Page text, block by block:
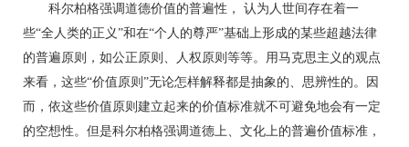
科尔柏格强调道德价值的普遍性， 认为人世间存在着一
些“全人类的正义”和在“个人的尊严”基础上形成的某些超越法律
的普遍原则，如公正原则、人权原则等等。用马克思主义的观点
来看，这些“价值原则”无论怎样解释都是抽象的、思辨性的。因
而，依这些价值原则建立起来的价值标准就不可避免地会有一定
的空想性。但是科尔柏格强调道德上、文化上的普遍价值标准，